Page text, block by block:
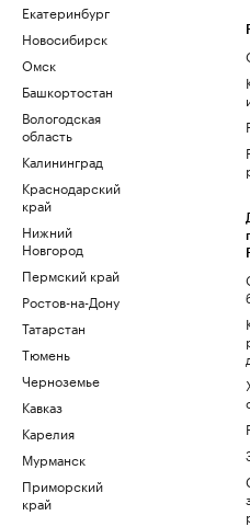
Екатеринбург
Новосибирск
Омск
Башкортостан
Вологодская
область
Калининград
Краснодарский
край
Нижний
Новгород
Пермский край
Ростов-на-Дону
Татарстан
Тюмень
Черноземье
Кавказ
Карелия
Мурманск
Приморский
край